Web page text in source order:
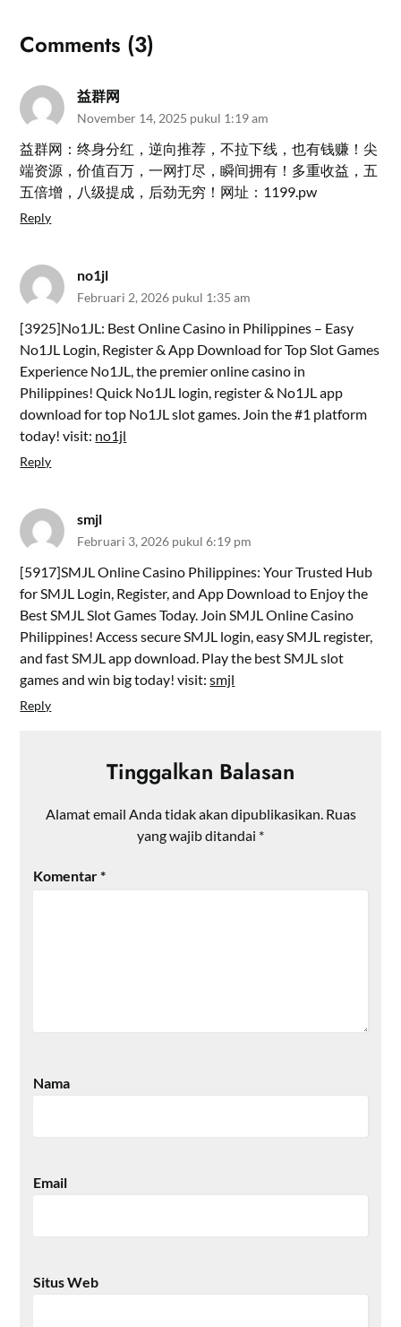
Comments (3)
益群网
November 14, 2025 pukul 1:19 am
益群网：终身分红，逆向推荐，不拉下线，也有钱赚！尖
端资源，价值百万，一网打尽，瞬间拥有！多重收益，五
五倍增，八级提成，后劲无穷！网址：1199.pw
Reply
no1jl
Februari 2, 2026 pukul 1:35 am
[3925]No1JL: Best Online Casino in Philippines – Easy
No1JL Login, Register & App Download for Top Slot Games
Experience No1JL, the premier online casino in
Philippines! Quick No1JL login, register & No1JL app
download for top No1JL slot games. Join the #1 platform
today! visit: no1jl
Reply
smjl
Februari 3, 2026 pukul 6:19 pm
[5917]SMJL Online Casino Philippines: Your Trusted Hub
for SMJL Login, Register, and App Download to Enjoy the
Best SMJL Slot Games Today. Join SMJL Online Casino
Philippines! Access secure SMJL login, easy SMJL register,
and fast SMJL app download. Play the best SMJL slot
games and win big today! visit:smjl
Reply
Tinggalkan Balasan
Alamat email Anda tidak akan dipublikasikan. Ruas
yang wajib ditandai *
Komentar*
Nama
Email
Situs Web